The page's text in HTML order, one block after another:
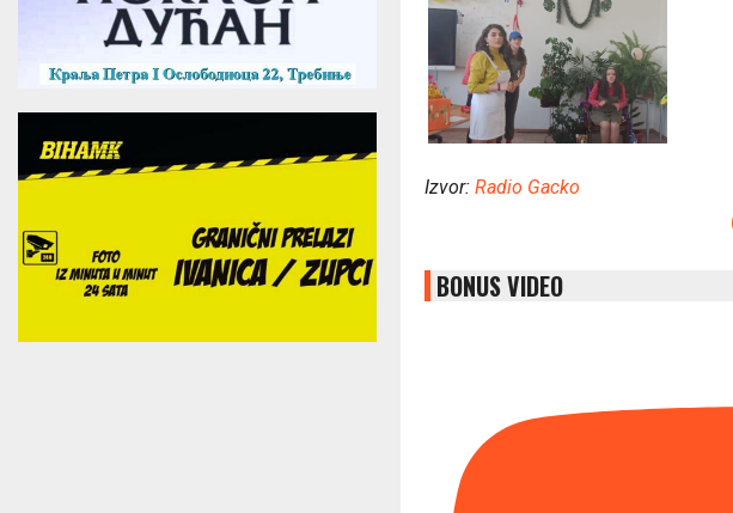
Izvor: Radio Gacko
BONUS VIDEO